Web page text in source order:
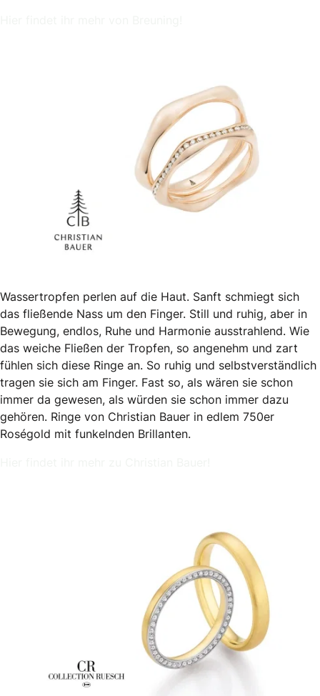
Wassertropfen perlen auf die Haut. Sanft schmiegt sich
das fließende Nass um den Finger. Still und ruhig, aber in
Bewegung, endlos, Ruhe und Harmonie ausstrahlend. Wie
das weiche Fließen der Tropfen, so angenehm und zart
fühlen sich diese Ringe an. So ruhig und selbstverständlich
tragen sie sich am Finger. Fast so, als wären sie schon
immer da gewesen, als würden sie schon immer dazu
gehören. Ringe von Christian Bauer in edlem 750er
Roségold mit funkelnden Brillanten.